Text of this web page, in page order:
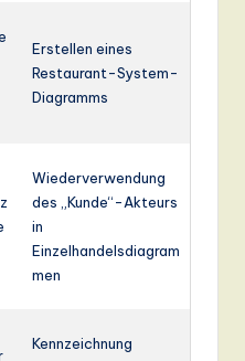
Erstellen eines
Restaurant-System-
Diagramms
Wiederverwendung
des „Kunde“-Akteurs
in
Einzelhandelsdiagram
men
Kennzeichnung